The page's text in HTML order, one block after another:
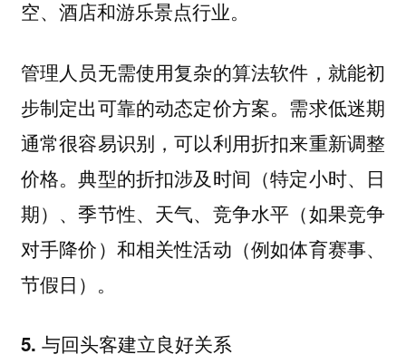
空、酒店和游乐景点行业。
管理人员无需使用复杂的算法软件，就能初
步制定出可靠的动态定价方案。需求低迷期
通常很容易识别，可以利用折扣来重新调整
价格。典型的折扣涉及时间（特定小时、日
期）、季节性、天气、竞争水平（如果竞争
对手降价）和相关性活动（例如体育赛事、
节假日）。
5. 与回头客建立良好关系